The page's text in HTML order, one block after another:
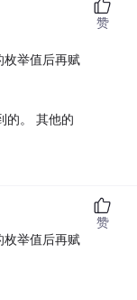
枚举值后再赋
的。 其他的
赞
枚举值后再赋
赞